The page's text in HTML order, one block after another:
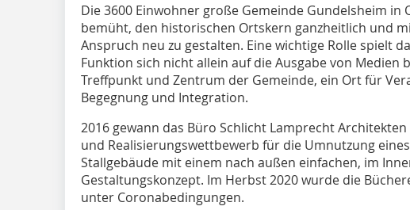
Die 3600 Einwohner große Gemeinde Gundelsheim in
bemüht, den historischen Ortskern ganzheitlich und
Anspruch neu zu gestalten. Eine wichtige Rolle spielt
Funktion sich nicht allein auf die Ausgabe von Medien
Treffpunkt und Zentrum der Gemeinde, ein Ort für
Begegnung und Integration.
2016 gewann das Büro Schlicht Lamprecht
und Realisierungswettbewerb für die Umnutzung
Stallgebäude mit einem nach außen einfachen, im
Gestaltungskonzept. Im Herbst 2020 wurde die
unter Coronabedingungen.